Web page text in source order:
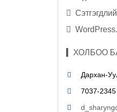
ХОЛБОО
Дархан-
7037-2345